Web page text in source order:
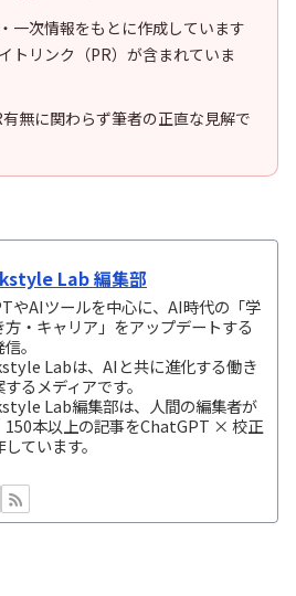
一次情報をもとに作成しています
トリンク（PR）が含まれていま
無に関わらず筆者の正直な見解で
Lab 編集部
やAIツールを中心に、AI時代の「学
方・キャリア」をアップデートする
。
Labは、AIと共に進化する働き
るメディアです。
Lab編集部は、人間の編集者が
150本以上の記事をChatGPT × 校正
ています。